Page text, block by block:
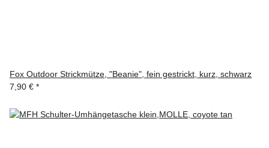
Fox Outdoor Strickmütze, "Beanie", fein gestrickt, kurz, schwarz
7,90 € *